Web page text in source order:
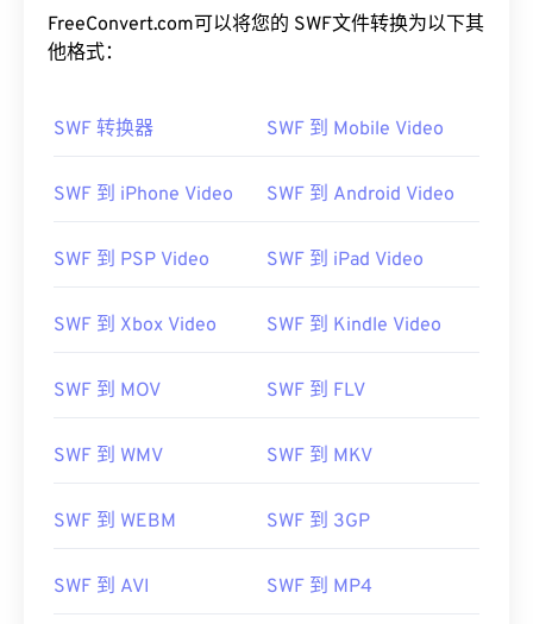
FreeConvert.com可以将您的 SWF文件转换为以下其
他格式：
SWF 转换器 SWF 到 Mobile Video
SWF 到 iPhone Video SWF 到 Android Video
SWF 到 PSP Video SWF 到 iPad Video
SWF 到 Xbox Video SWF 到 Kindle Video
SWF 到 MOV SWF 到 FLV
SWF 到 WMV SWF 到 MKV
SWF 到 WEBM SWF 到 3GP
SWF 到 AVI SWF 到 MP4